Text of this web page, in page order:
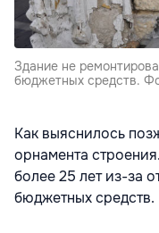
Здание не
бюджетных средств.
Как выяснилось
орнамента
более 25 лет из-за
бюджетных средств.